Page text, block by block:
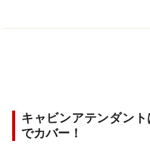
キャビンアテンダン
でカバー！